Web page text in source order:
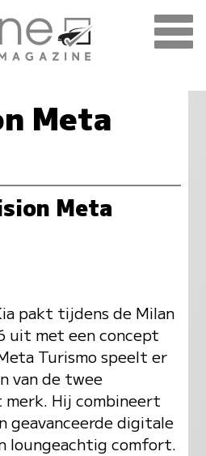
Meta
Meta
pakt tijdens de Milan
uit met een concept
Turismo speelt er
van de twee
merk. Hij combineert
geavanceerde digitale
loungeachtig comfort.